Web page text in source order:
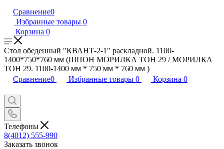
Сравнение0
Избранные товары 0
Корзина 0
Стол обеденный "КВАНТ-2-1" раскладной. 1100-
1400*750*760 мм (ШПОН МОРИЛКА ТОН 29 / МОРИЛКА
ТОН 29. 1100-1400 мм * 750 мм * 760 мм )
Сравнение0 Избранные товары 0 Корзина 0
Телефоны
8(4012) 555-990
Заказать звонок